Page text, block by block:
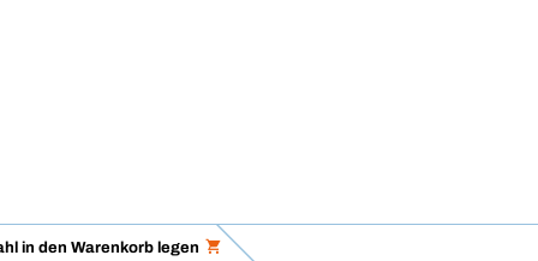
in den Warenkorb legen